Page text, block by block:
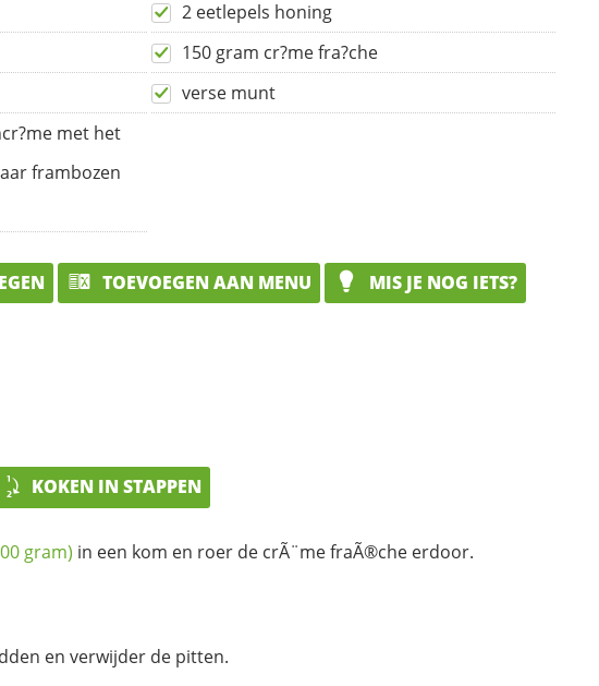
2 eetlepels honing
150 gram cr?me fra?che
verse munt
met het
frambozen
TOEVOEGEN AAN MENU
MIS JE NOG IETS?
KOKEN IN STAPPEN
gram) in een kom en roer de crÃ¨me fraÃ®che erdoor.
en verwijder de pitten.